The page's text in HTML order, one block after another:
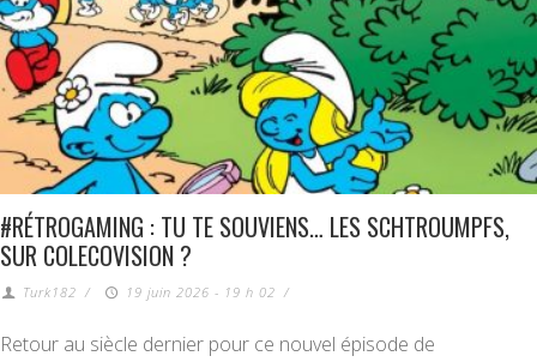
#RÉTROGAMING : TU TE SOUVIENS… LES SCHTROUMPFS,
SUR COLECOVISION ?
Turk182 / 19 juin 2026 - 19 h 02 /
Retour au siècle dernier pour ce nouvel épisode de